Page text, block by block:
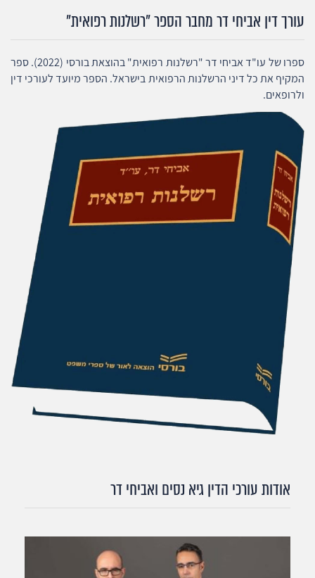
עורך דין אביחי דר מחבר הספר "רשלנות רפואית"
ספרו של עו"ד אביחי דר "רשלנות רפואית" בהוצאת בורסי (2022). ספר
המקיף את כל דיני הרשלנות הרפואית בישראל. הספר מיועד לעורכי דין
ולרופאים.
אודות עורכי הדין גיא נסים ואביחי דר